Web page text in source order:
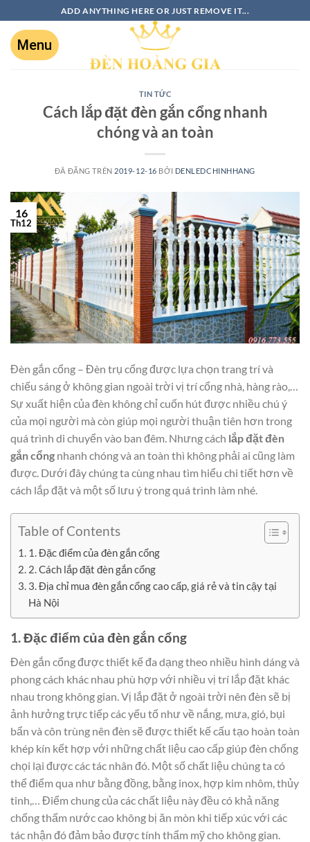
ADD ANYTHING HERE OR JUST REMOVE IT...
TIN TỨC
Cách lắp đặt đèn gắn cổng nhanh
chóng và an toàn
ĐÃ ĐĂNG TRÊN 2019-12-16 BỞI DENLEDCHINHHANG
16
Th12
Đèn gắn cổng – Đèn trụ cổng được lựa chọn trang trí và
chiếu sáng ở không gian ngoài trời vị trí cổng nhà, hàng rào,…
Sự xuất hiện của đèn không chỉ cuốn hút được nhiều chú ý
của mọi người mà còn giúp mọi người thuận tiên hơn trong
quá trình di chuyển vào ban đêm. Nhưng cách lắp đặt đèn
gắn cổng nhanh chóng và an toàn thì không phải ai cũng làm
được. Dưới đây chúng ta cùng nhau tìm hiểu chi tiết hơn về
cách lắp đặt và một số lưu ý trong quá trình làm nhé.
Table of Contents
1. Đặc điểm của đèn gắn cổng
2. Cách lắp đặt đèn gắn cổng
3. Địa chỉ mua đèn gắn cổng cao cấp, giá rẻ và tin cậy tại
Hà Nội
1. Đặc điểm của đèn gắn cổng
Đèn gắn cổng được thiết kế đa dạng theo nhiều hình dáng và
phong cách khác nhau phù hợp với nhiều vị trí lắp đặt khác
nhau trong không gian. Vị lắp đặt ở ngoài trời nên đèn sẽ bị
ảnh hưởng trực tiếp các yếu tố như về nắng, mưa, gió, bụi
bẩn và côn trùng nên đèn sẽ được thiết kế cấu tạo hoàn toàn
khép kín kết hợp với những chất liệu cao cấp giúp đèn chống
chọi lại được các tác nhân đó. Một số chất liệu chúng ta có
thể điểm qua như bằng đồng, bằng inox, hợp kim nhôm, thủy
tinh,… Điểm chung của các chất liệu này đều có khả năng
chống thấm nước cao không bị ăn mòn khi tiếp xúc với các
tác nhận đó đảm bảo được tính thẩm mỹ cho không gian.